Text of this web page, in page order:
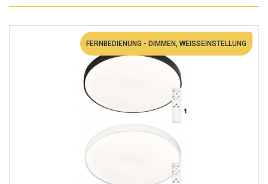
FERNBEDIENUNG - DIMMEN, WEISSEINSTELLUNG